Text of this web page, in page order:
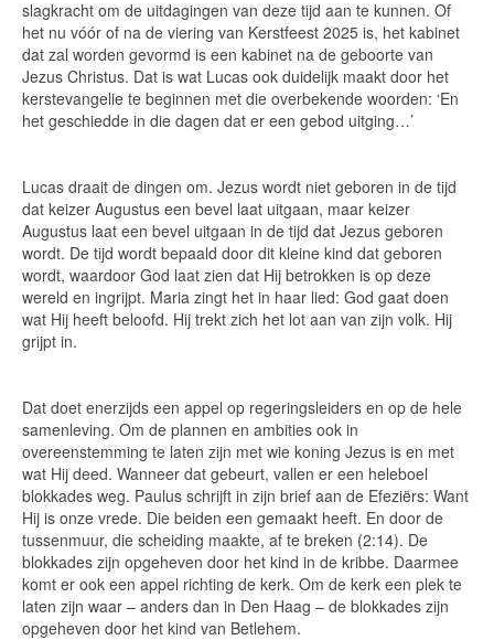
slagkracht om de uitdagingen van deze tijd aan te kunnen. Of
het nu vóór of na de viering van Kerstfeest 2025 is, het kabinet
dat zal worden gevormd is een kabinet na de geboorte van
Jezus Christus. Dat is wat Lucas ook duidelijk maakt door het
kerstevangelie te beginnen met die overbekende woorden: ‘En
het geschiedde in die dagen dat er een gebod uitging…’
Lucas draait de dingen om. Jezus wordt niet geboren in de tijd
dat keizer Augustus een bevel laat uitgaan, maar keizer
Augustus laat een bevel uitgaan in de tijd dat Jezus geboren
wordt. De tijd wordt bepaald door dit kleine kind dat geboren
wordt, waardoor God laat zien dat Hij betrokken is op deze
wereld en ingrijpt. Maria zingt het in haar lied: God gaat doen
wat Hij heeft beloofd. Hij trekt zich het lot aan van zijn volk. Hij
grijpt in.
Dat doet enerzijds een appel op regeringsleiders en op de hele
samenleving. Om de plannen en ambities ook in
overeenstemming te laten zijn met wie koning Jezus is en met
wat Hij deed. Wanneer dat gebeurt, vallen er een heleboel
blokkades weg. Paulus schrijft in zijn brief aan de Efeziërs: Want
Hij is onze vrede. Die beiden een gemaakt heeft. En door de
tussenmuur, die scheiding maakte, af te breken (2:14). De
blokkades zijn opgeheven door het kind in de kribbe. Daarmee
komt er ook een appel richting de kerk. Om de kerk een plek te
laten zijn waar – anders dan in Den Haag – de blokkades zijn
opgeheven door het kind van Betlehem.